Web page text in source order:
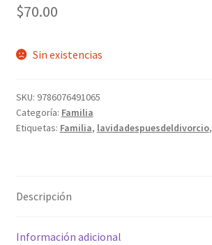
$70.00
Sin existencias
SKU: 9786076491065
Categoría: Familia
Etiquetas: Familia, lavidadespuesdeldivorcio,
Descripción
Información adicional